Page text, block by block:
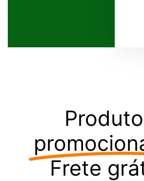
Frete